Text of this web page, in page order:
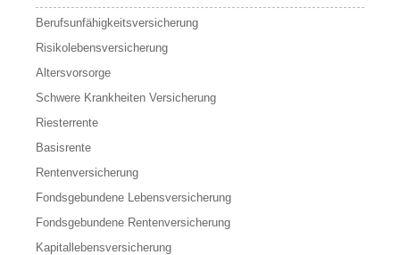
Berufs­unfähigkeitsversicherung
Risikolebensversicherung
Altersvorsorge
Schwere Krankheiten Versicherung
Riesterrente
Basisrente
Rentenversicherung
Fondsgebundene Lebensversicherung
Fondsgebundene Rentenversicherung
Kapitallebensversicherung